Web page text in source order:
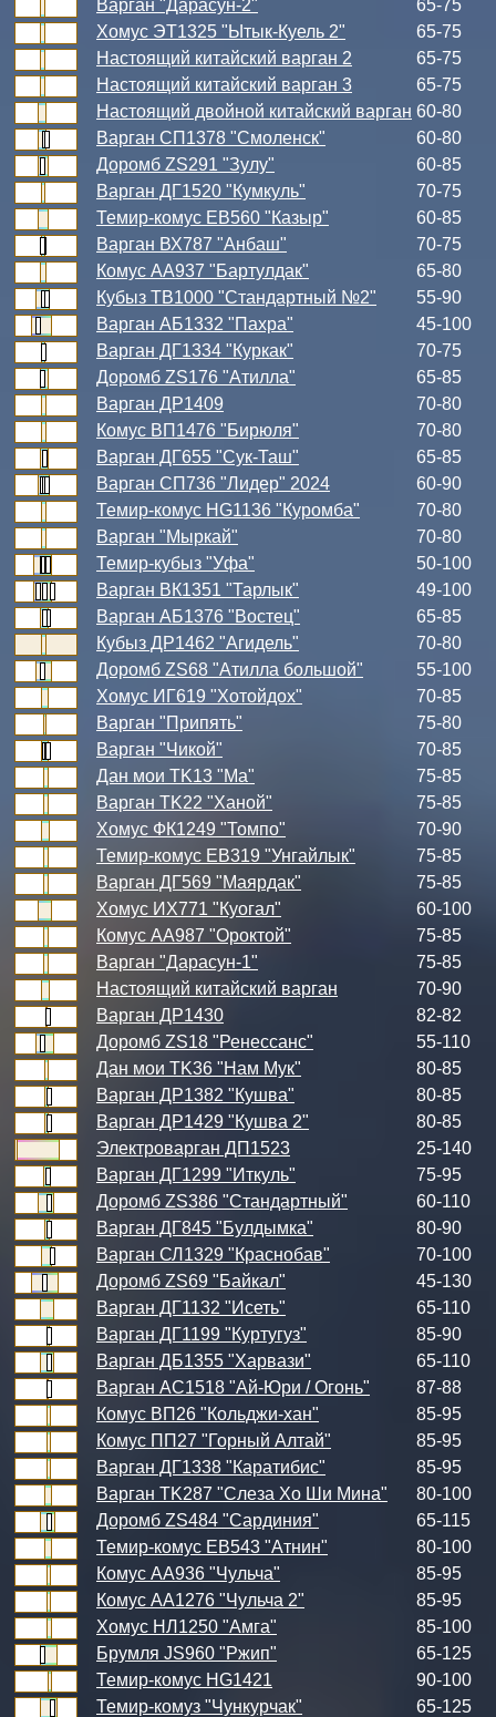
Варган "Дарасун-2"
65-75
Хомус ЭТ1325 "Ытык-Куель 2"
65-75
Настоящий китайский варган 2
65-75
Настоящий китайский варган 3
65-75
Настоящий двойной китайский варган 60-80
Варган СП1378 "Смоленск"
60-80
Доромб ZS291 "Зулу"
60-85
Варган ДГ1520 "Кумкуль"
70-75
Темир-комус ЕВ560 "Казыр"
60-85
Варган ВХ787 "Анбаш"
70-75
Комус АА937 "Бартулдак"
65-80
Кубыз ТВ1000 "Стандартный №2"
55-90
Варган АБ1332 "Пахра"
45-100
Варган ДГ1334 "Куркак"
70-75
Доромб ZS176 "Атилла"
65-85
Варган ДР1409
70-80
Комус ВП1476 "Бирюля"
70-80
Варган ДГ655 "Сук-Таш"
65-85
Варган СП736 "Лидер" 2024
60-90
Темир-комус HG1136 "Куромба"
70-80
Варган "Мыркай"
70-80
Темир-кубыз "Уфа"
50-100
Варган ВК1351 "Тарлык"
49-100
Варган АБ1376 "Востец"
65-85
Кубыз ДР1462 "Агидель"
70-80
Доромб ZS68 "Атилла большой"
55-100
Хомус ИГ619 "Хотойдох"
70-85
Варган "Припять"
75-80
Варган "Чикой"
70-85
Дан мои TK13 "Ма"
75-85
Варган TK22 "Ханой"
75-85
Хомус ФК1249 "Томпо"
70-90
Темир-комус ЕВ319 "Унгайлык"
75-85
Варган ДГ569 "Маярдак"
75-85
Хомус ИХ771 "Куогал"
60-100
Комус АА987 "Ороктой"
75-85
Варган "Дарасун-1"
75-85
Настоящий китайский варган
70-90
Варган ДР1430
82-82
Доромб ZS18 "Ренессанс"
55-110
Дан мои TK36 "Нам Мук"
80-85
Варган ДР1382 "Кушва"
80-85
Варган ДР1429 "Кушва 2"
80-85
Электроварган ДП1523
25-140
Варган ДГ1299 "Иткуль"
75-95
Доромб ZS386 "Стандартный"
60-110
Варган ДГ845 "Булдымка"
80-90
Варган СЛ1329 "Краснобав"
70-100
Доромб ZS69 "Байкал"
45-130
Варган ДГ1132 "Исеть"
65-110
Варган ДГ1199 "Куртугуз"
85-90
Варган ДБ1355 "Харвази"
65-110
Варган АС1518 "Ай-Юри / Огонь"
87-88
Комус ВП26 "Кольджи-хан"
85-95
Комус ПП27 "Горный Алтай"
85-95
Варган ДГ1338 "Каратибис"
85-95
Варган TK287 "Слеза Хо Ши Мина"
80-100
Доромб ZS484 "Сардиния"
65-115
Темир-комус ЕВ543 "Атнин"
80-100
Комус АА936 "Чульча"
85-95
Комус АА1276 "Чульча 2"
85-95
Хомус НЛ1250 "Амга"
85-100
Брумля JS960 "Ржип"
65-125
Темир-комус HG1421
90-100
Темир-комуз "Чункурчак"
65-125